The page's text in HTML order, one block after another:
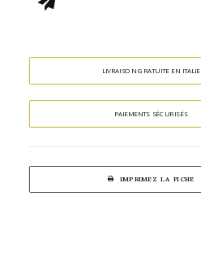
LIVRAISON GRATUITE EN ITALIE
PAIEMENTS SÉCURISÉS
IMPRIMEZ LA FICHE